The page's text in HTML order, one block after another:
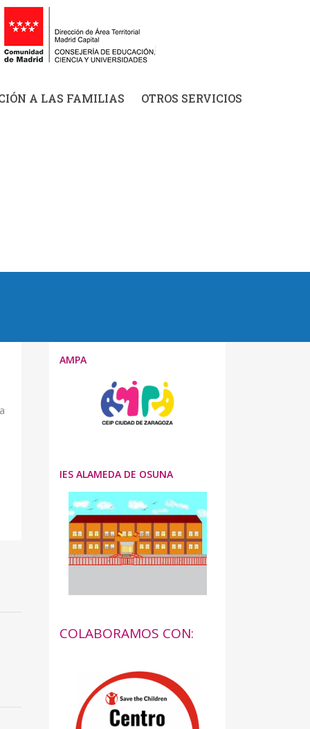
A LAS FAMILIAS OTROS SERVICIOS
AMPA
IES ALAMEDA DE OSUNA
COLABORAMOS CON: